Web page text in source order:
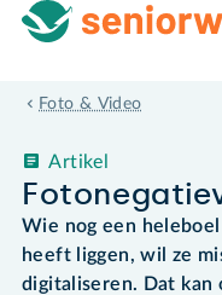
Foto & Video
Artikel
Wie nog een
heeft liggen, wil ze
digitaliseren. Dat kan